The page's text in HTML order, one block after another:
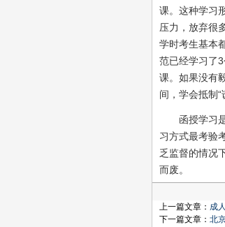
课。这种学习
压力，放弃很
学时考生基本
范已经学习了
课。如果没有
间，学会抵制
函授学习是
习方式最考验
乏监督的情况
而废。
上一篇文章： 成
下一篇文章： 北